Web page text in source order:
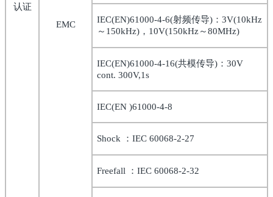
认证
EMC
IEC(EN)61000-4-6(射频传导) ： 3V(10kHz
～ 150kHz) ， 10V(150kHz～80MHz)
IEC(EN)61000-4-16(共模传导) ： 30V
cont. 300V,1s
IEC(EN )61000-4-8
Shock ： IEC 60068-2-27
Freefall ： IEC 60068-2-32